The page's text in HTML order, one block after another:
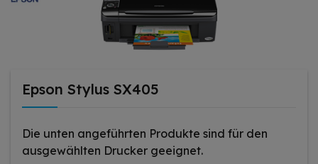
Epson Stylus SX405
Die unten angeführten Produkte sind für den
ausgewählten Drucker geeignet.